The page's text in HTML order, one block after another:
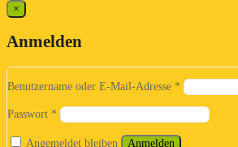
×
Anmelden
Benutzername oder E-Mail-Adresse *
Passwort *
Angemeldet bleiben Anmelden